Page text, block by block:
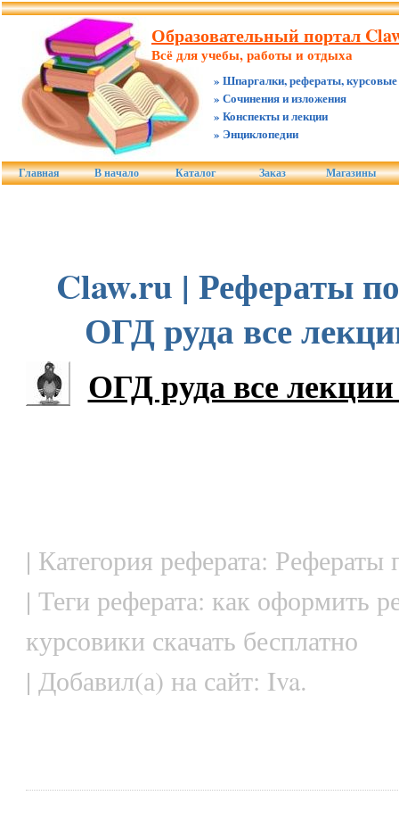
Образовательный портал
Всё для учебы, работы и отдыха
» Шпаргалки, рефераты, курсовые
» Сочинения и изложения
» Конспекты и лекции
» Энциклопедии
Главная В начало Каталог Заказ Магазины
Claw.ru | Рефераты
ОГД руда все
ОГД руда все лекции
| Категория реферата: Рефераты
| Теги реферата: как оформить
курсовики скачать бесплатно
| Добавил(а) на сайт: Iva.